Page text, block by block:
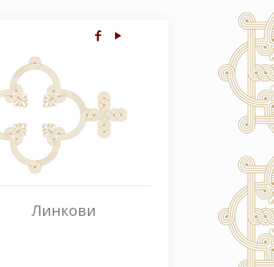
Линкови